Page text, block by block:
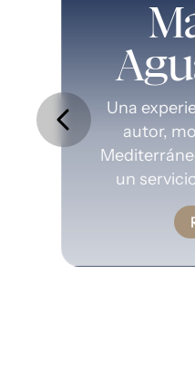
Una
autor,
un